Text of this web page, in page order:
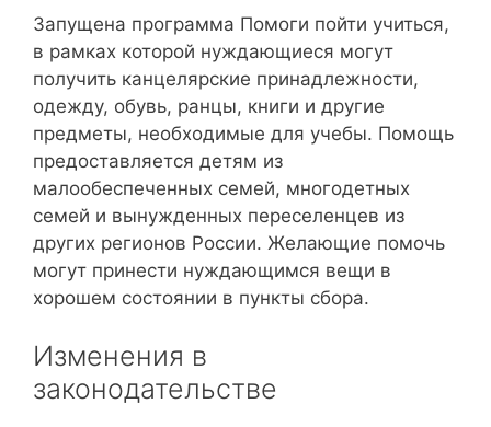
Запущена программа Помоги пойти учиться,
в рамках которой нуждающиеся могут
получить канцелярские принадлежности,
одежду, обувь, ранцы, книги и другие
предметы, необходимые для учебы. Помощь
предоставляется детям из
малообеспеченных семей, многодетных
семей и вынужденных переселенцев из
других регионов России. Желающие помочь
могут принести нуждающимся вещи в
хорошем состоянии в пункты сбора.
Изменения в
законодательстве